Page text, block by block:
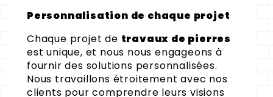
Personnalisation de chaque projet
Chaque projet de travaux de pierres
est unique, et nous nous engageons à
fournir des solutions personnalisées.
Nous travaillons étroitement avec nos
clients pour comprendre leurs visions